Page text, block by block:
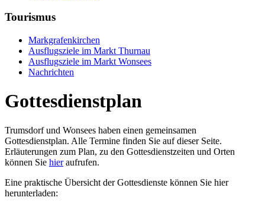
Tourismus
Markgrafenkirchen
Ausflugsziele im Markt Thurnau
Ausflugsziele im Markt Wonsees
Nachrichten
Gottesdienstplan
Trumsdorf und Wonsees haben einen gemeinsamen
Gottesdienstplan. Alle Termine finden Sie auf dieser Seite.
Erläuterungen zum Plan, zu den Gottesdienstzeiten und Orten
können Sie hieraufrufen.
Eine praktische Übersicht der Gottesdienste können Sie hier
herunterladen: